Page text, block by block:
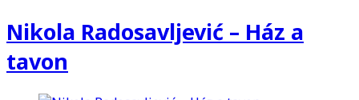
Nikola Radosavljević – Ház a
tavon